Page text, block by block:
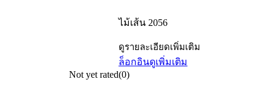
ไม้เส้น 2056
ดูรายละเอียดเพิ่มเติม
ล็อกอินดูเพิ่มเติม
Not yet rated(0)